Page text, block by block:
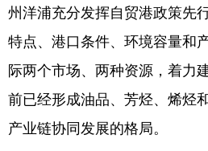
州洋浦充分发挥自贸港政策先
特点、港口条件、环境容量和
际两个市场、两种资源，着力
前已经形成油品、芳烃、烯烃
产业链协同发展的格局。